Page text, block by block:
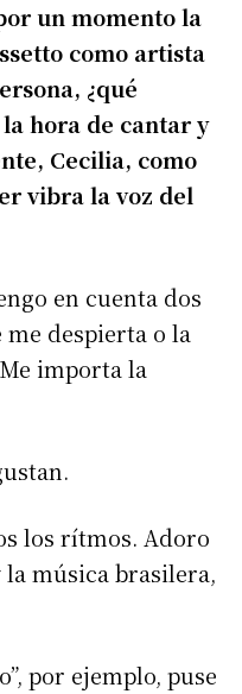
un momento la
como artista
¿qué
hora de cantar y
Cecilia, como
vibra la voz del
en cuenta dos
despierta o la
importa la
los rítmos. Adoro
música brasilera,
por ejemplo, puse